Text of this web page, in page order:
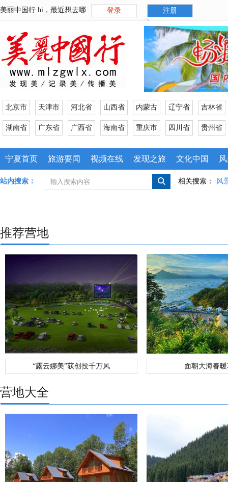
美丽中国行 hi，最近想去哪 登录
注册
>
北京市 天津市 河北省 山西省 内蒙古 辽宁省 吉林省
湖南省 广东省 广西省 海南省 重庆市 四川省 贵州省
宁夏首页 旅游要闻 视频在线 发现之旅 文化中国
站内搜索： 相关搜索： 风
推荐营地
“露云娜美”获创投千万风 面朝大海春
营地大全